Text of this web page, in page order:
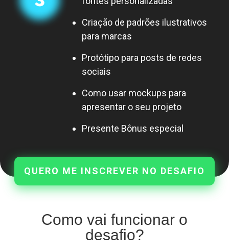
Criação de padrões ilustrativos
para marcas
Protótipo para posts de redes
sociais
Como usar mockups para
apresentar o seu projeto
Presente Bônus especial
QUERO ME INSCREVER NO DESAFIO
Como vai funcionar o
desafio?